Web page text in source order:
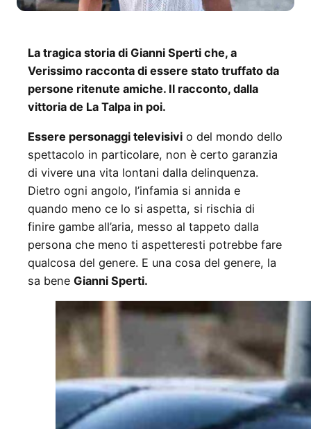
La tragica storia di Gianni Sperti che, a
Verissimo racconta di essere stato truffato da
persone ritenute amiche. Il racconto, dalla
vittoria de La Talpa in poi.
Essere personaggi televisivi o del mondo dello
spettacolo in particolare, non è certo garanzia
di vivere una vita lontani dalla delinquenza.
Dietro ogni angolo, l’infamia si annida e
quando meno ce lo si aspetta, si rischia di
finire gambe all’aria, messo al tappeto dalla
persona che meno ti aspetteresti potrebbe fare
qualcosa del genere. E una cosa del genere, la
sa bene Gianni Sperti.